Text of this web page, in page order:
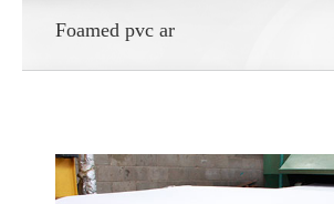
Foamed pvc ar